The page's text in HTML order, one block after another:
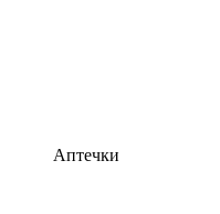
Аптечки